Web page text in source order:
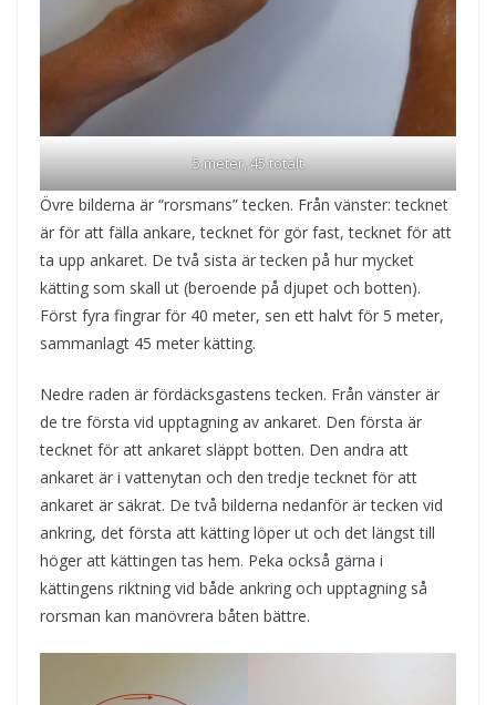
5 meter, 45 totalt
Övre bilderna är “rorsmans” tecken. Från vänster: tecknet
är för att fälla ankare, tecknet för gör fast, tecknet för att
ta upp ankaret. De två sista är tecken på hur mycket
kätting som skall ut (beroende på djupet och botten).
Först fyra fingrar för 40 meter, sen ett halvt för 5 meter,
sammanlagt 45 meter kätting.
Nedre raden är fördäcksgastens tecken. Från vänster är
de tre första vid upptagning av ankaret. Den första är
tecknet för att ankaret släppt botten. Den andra att
ankaret är i vattenytan och den tredje tecknet för att
ankaret är säkrat. De två bilderna nedanför är tecken vid
ankring, det första att kätting löper ut och det längst till
höger att kättingen tas hem. Peka också gärna i
kättingens riktning vid både ankring och upptagning så
rorsman kan manövrera båten bättre.